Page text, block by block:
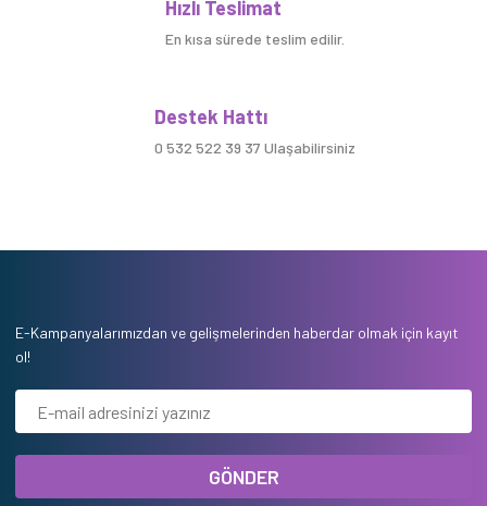
Hızlı Teslimat
En kısa sürede teslim edilir.
Destek Hattı
0 532 522 39 37 Ulaşabilirsiniz
E-Kampanyalarımızdan ve gelişmelerinden haberdar olmak için kayıt
ol!
GÖNDER